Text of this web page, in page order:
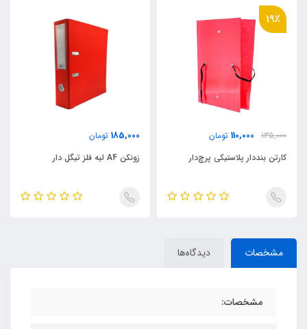
19٪
135,000
110,000 تومان
کارتن بنددار پلاستیکی پرچ‌دار
185,000 تومان
زونکن A4 لبه فلز تیگل دار
مشخصات دیدگاه‌ها
مشخصات: